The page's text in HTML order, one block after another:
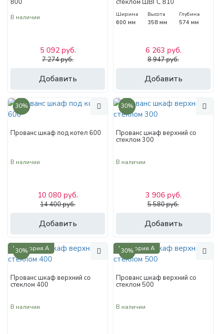
В наличии
Добавить
5 092 руб.
7 274 руб.
Ширина
600 мм
Высота
358 мм
Глубина
574 мм
Добавить
6 263 руб.
8 947 руб.
30%
Прованс шкаф под котел 600
В наличии
Добавить
10 080 руб.
14 400 руб.
30%
Прованс шкаф верхний со
стеклом 300
В наличии
Добавить
3 906 руб.
5 580 руб.
Категория А
30%
Прованс шкаф верхний со
стеклом 400
В наличии
Категория А
30%
Прованс шкаф верхний со
стеклом 500
В наличии